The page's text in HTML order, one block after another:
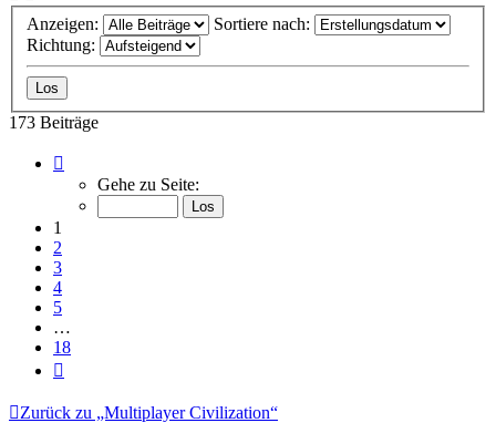
Anzeigen:
Sortiere nach:
Richtung:
173 Beiträge
von
Gehe zu Seite:
1
2
3
4
5
…
18
Zurück zu „Multiplayer Civilization“